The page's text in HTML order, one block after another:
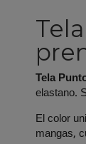
Tela
elastano.
El color
mangas,